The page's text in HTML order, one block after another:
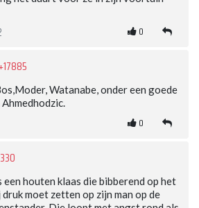
0
Watanabe, onder een goede
0
een houten klaas die bibberend op het
moet zetten op zijn man op de